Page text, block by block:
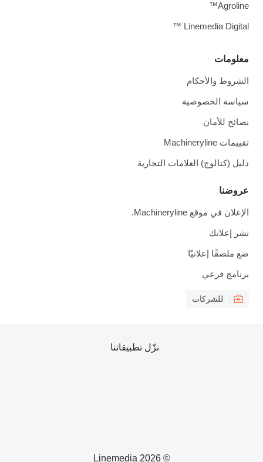
معلومات
الشروط والأحكام
سياسة الخصوصية
نصائح للأمان
تقييمات Machineryline
دليل (كتالوج) العلامات التجارية
عروضنا
الإعلان في موقع Machineryline.
نشر إعلانك
ضع ملصقًا إعلانيًا
برنامج فرعي
للشركات
Agroline™
Linemedia Digital ™
© 2026 Linemedia
نزّل تطبيقاتنا